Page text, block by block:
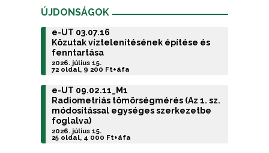
ÚJDONSÁGOK
e-UT 03.07.16
Közutak víztelenítésének építése és
fenntartása
2026. július 15.
72 oldal, 9 200 Ft+áfa
e-UT 09.02.11_M1
Radiometriás tömörségmérés (Az 1. sz.
módosítással egységes szerkezetbe
foglalva)
2026. július 15.
25 oldal, 4 000 Ft+áfa